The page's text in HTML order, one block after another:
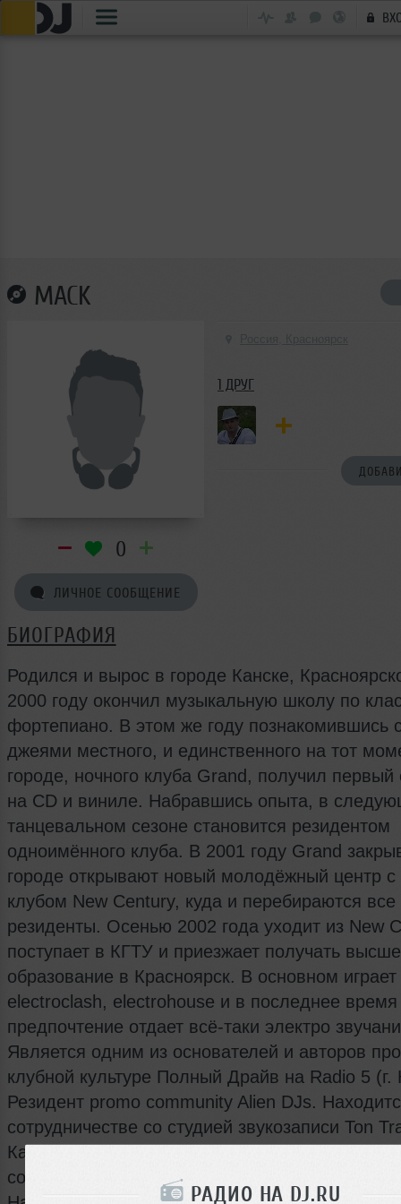
РАДИО НА DJ.RU
MACK
0
ЛИЧНОЕ СООБЩЕНИЕ
1 ДРУГ
БИОГРАФИЯ
Родился и вырос в городе Канске,
2000 году окончил музыкальную школу по
фортепиано. В этом же году познакомившись
джеями местного, и единственного на тот
городе, ночного клуба Grand, получил первый
на CD и виниле. Набравшись опыта, в
танцевальном сезоне становится резидентом
одноимённого клуба. В 2001 году Grand
городе открывают новый молодёжный центр
клубом New Century, куда и перебираются все
резиденты. Осенью 2002 года уходит из New
поступает в КГТУ и приезжает получать
образование в Красноярск. В основном играет
electroclash, electrohouse и в последнее
предпочтение отдает всё-таки электро
Является одним из основателей и авторов
клубной культуре Полный Драйв на Radio 5 (г.
Резидент promo community Alien DJs.
сотрудничестве со студией звукозаписи Ton
Канск), где в свободное время занимается
собственных треков, миксов и другой